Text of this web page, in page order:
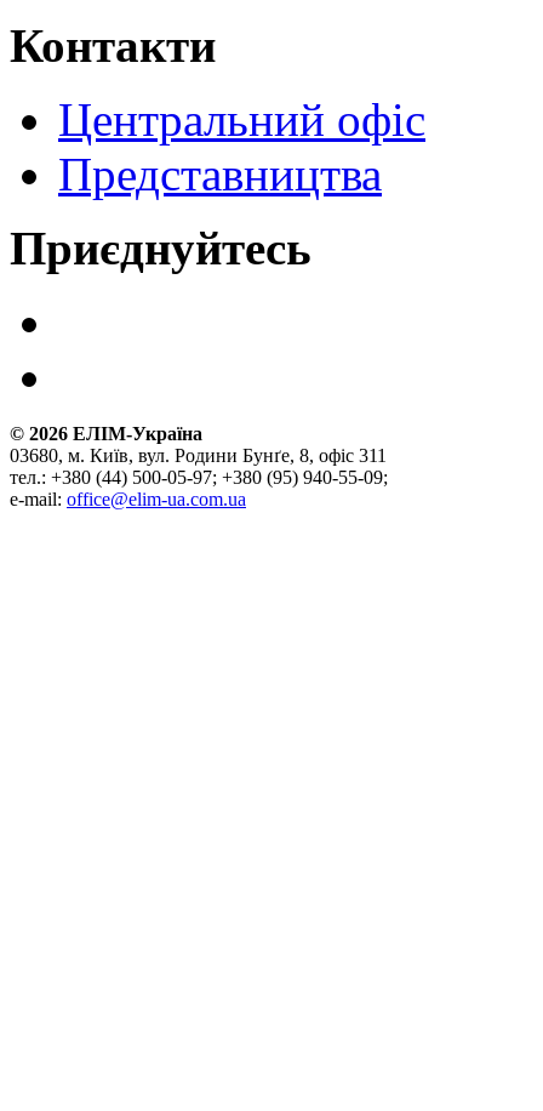
Контакти
Центральний офіс
Представництва
Приєднуйтесь
© 2026 ЕЛІМ-Україна
03680, м. Київ, вул. Родини Бунґе, 8, офіс 311
тел.: +380 (44) 500-05-97; +380 (95) 940-55-09;
e-mail: office@elim-ua.com.ua